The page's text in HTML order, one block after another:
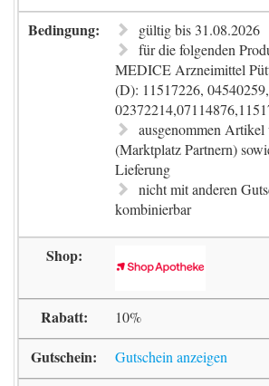
gültig bis 31.08.2026
für die folgenden
MEDICE Arzneimittel
(D): 11517226,
ausgenommen
(Marktplatz Partnern)
Lieferung
nicht mit anderen
kombinierbar
10%
Gutschein anzeigen